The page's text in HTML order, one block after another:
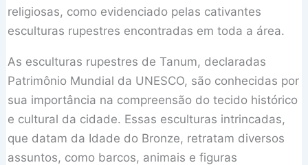
religiosas, como evidenciado pelas cativantes
esculturas rupestres encontradas em toda a área.
As esculturas rupestres de Tanum, declaradas
Patrimônio Mundial da UNESCO, são conhecidas por
sua importância na compreensão do tecido histórico
e cultural da cidade. Essas esculturas intrincadas,
que datam da Idade do Bronze, retratam diversos
assuntos, como barcos, animais e figuras